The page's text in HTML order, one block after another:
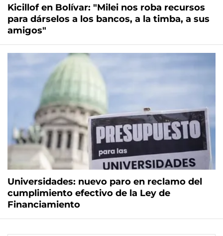
Kicillof en Bolívar: "Milei nos roba recursos
para dárselos a los bancos, a la timba, a sus
amigos"
Universidades: nuevo paro en reclamo del
cumplimiento efectivo de la Ley de
Financiamiento